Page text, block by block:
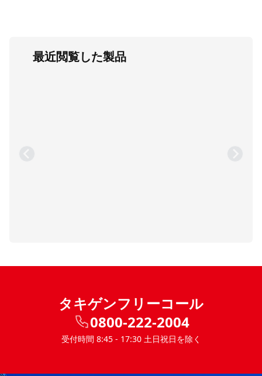
最近閲覧した製品
タキゲンフリーコール
0800-222-2004
受付時間 8:45 - 17:30 土日祝日を除く